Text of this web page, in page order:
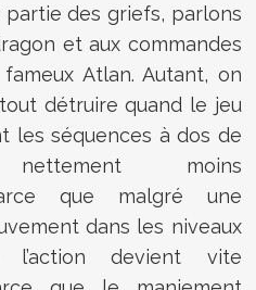
partie des griefs, parlons
et aux commandes
Atlan. Autant, on
détruire quand le jeu
les séquences à dos de
moins
que malgré une
dans les niveaux
devient vite